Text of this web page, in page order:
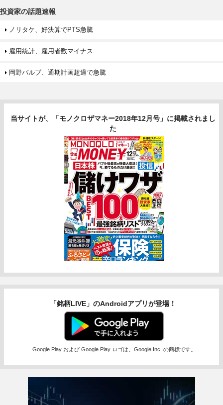
投資家の話題速報
ノリタケ、好決算でPTS急騰
雇用統計、雇用者数マイナス
岡野バルブ、通期計画超過で急騰
当サイトが、「モノクロザマネー2018年12月号」に掲載されまし
た
「銘柄LIVE」のAndroidアプリが登場！
Google Play および Google Play ロゴは、Google Inc. の商標です。